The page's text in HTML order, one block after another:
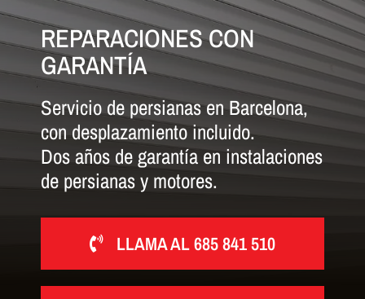
REPARACIONES CON
GARANTÍA
Servicio de persianas en Barcelona,
con desplazamiento incluido.
Dos años de garantía en instalaciones
de persianas y motores.
LLAMA AL 685 841 510